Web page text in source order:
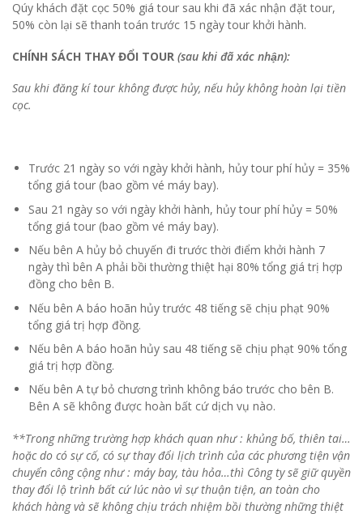
Qúy khách đặt cọc 50% giá tour sau khi đã xác nhận đặt tour,
50% còn lại sẽ thanh toán trước 15 ngày tour khởi hành.
CHÍNH SÁCH THAY ĐỔI TOUR (sau khi đã xác nhận):
Sau khi đăng kí tour không được hủy, nếu hủy không hoàn lại tiền
cọc.
Trước 21 ngày so với ngày khởi hành, hủy tour phí hủy = 35%
tổng giá tour (bao gồm vé máy bay).
Sau 21 ngày so với ngày khởi hành, hủy tour phí hủy = 50%
tổng giá tour (bao gồm vé máy bay).
Nếu bên A hủy bỏ chuyến đi trước thời điểm khởi hành 7
ngày thì bên A phải bồi thường thiệt hại 80% tổng giá trị hợp
đồng cho bên B.
Nếu bên A báo hoãn hủy trước 48 tiếng sẽ chịu phạt 90%
tổng giá trị hợp đồng.
Nếu bên A báo hoãn hủy sau 48 tiếng sẽ chịu phạt 90% tổng
giá trị hợp đồng.
Nếu bên A tự bỏ chương trình không báo trước cho bên B.
Bên A sẽ không được hoàn bất cứ dịch vụ nào.
**Trong những trường hợp khách quan như : khủng bố, thiên tai…
hoặc do có sự cố, có sự thay đổi lịch trình của các phương tiện vận
chuyển công cộng như : máy bay, tàu hỏa…thì Công ty sẽ giữ quyền
thay đổi lộ trình bất cứ lúc nào vì sự thuận tiện, an toàn cho
khách hàng và sẽ không chịu trách nhiệm bồi thường những thiệt